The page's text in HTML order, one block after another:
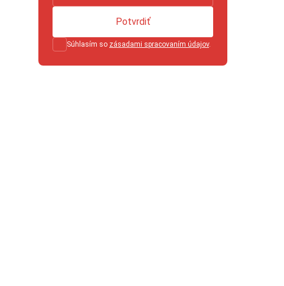
Súhlasím so zásadami spracovaním údajov.
Potvrdiť